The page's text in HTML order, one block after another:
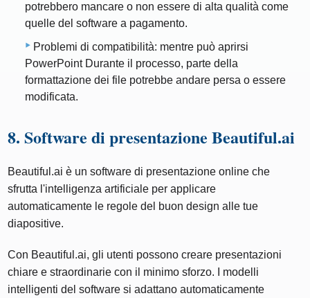
potrebbero mancare o non essere di alta qualità come
quelle del software a pagamento.
Problemi di compatibilità: mentre può aprirsi
PowerPoint Durante il processo, parte della
formattazione dei file potrebbe andare persa o essere
modificata.
8. Software di presentazione Beautiful.ai
Beautiful.ai è un software di presentazione online che
sfrutta l'intelligenza artificiale per applicare
automaticamente le regole del buon design alle tue
diapositive.
Con Beautiful.ai, gli utenti possono creare presentazioni
chiare e straordinarie con il minimo sforzo. I modelli
intelligenti del software si adattano automaticamente